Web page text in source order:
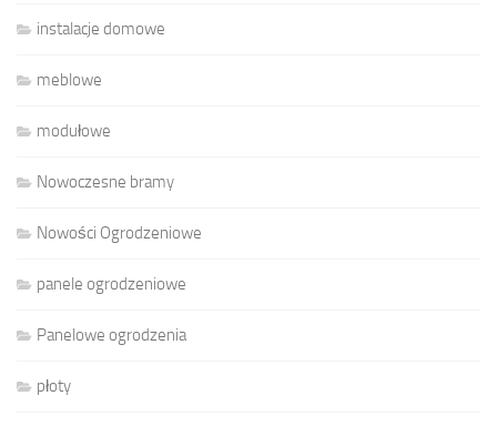
instalacje domowe
meblowe
modułowe
Nowoczesne bramy
Nowości Ogrodzeniowe
panele ogrodzeniowe
Panelowe ogrodzenia
płoty